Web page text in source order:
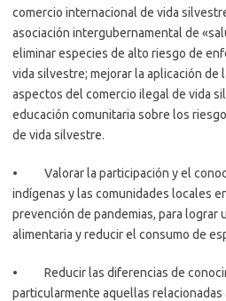
comercio internacional de vida
asociación intergubernamental de
eliminar especies de alto riesgo de
vida silvestre; mejorar la aplicación de
aspectos del comercio ilegal de vida
educación comunitaria sobre los
de vida silvestre.
• Valorar la participación y el
indígenas y las comunidades locales
prevención de pandemias, para lograr
alimentaria y reducir el consumo de
• Reducir las diferencias de
particularmente aquellas